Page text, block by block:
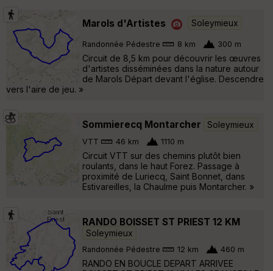
Marols d'Artistes Soleymieux
Randonnée Pédestre 8 km 300 m
Circuit de 8,5 km pour découvrir les œuvres
d'artistes disséminées dans la nature autour
de Marols Départ devant l'église. Descendre
vers l'aire de jeu. »
Sommierecq Montarcher Soleymieux
VTT 46 km 1110 m
Circuit VTT sur des chemins plutôt bien
roulants, dans le haut Forez. Passage à
proximité de Luriecq, Saint Bonnet, dans
Estivareilles, la Chaulme puis Montarcher. »
RANDO BOISSET ST PRIEST 12 KM
Soleymieux
Randonnée Pédestre 12 km 460 m
RANDO EN BOUCLE DEPART ARRIVEE